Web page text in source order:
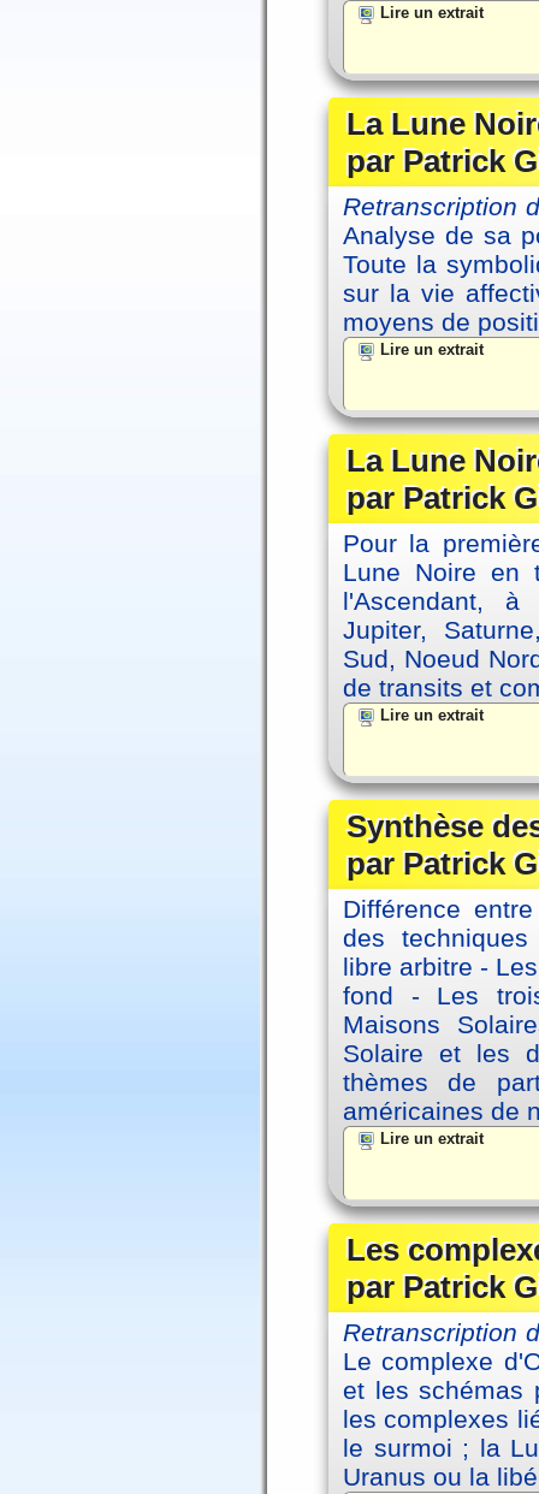
Lire un extrait
La Lune
par Patrick
Retranscription
Analyse de sa
Toute la
sur la vie
moyens de
Lire un extrait
La Lune
par Patrick
Pour la
Lune Noire en
l'Ascendant,
Jupiter,
Sud, Noeud
de transits et
Lire un extrait
Synthèse
par Patrick
Différence
des
libre arbitre -
fond - Les
Maisons
Solaire et les
thèmes de
américaines de
Lire un extrait
Les
par Patrick
Retranscription
Le complexe
et les schémas
les complexes
le surmoi ; la
Uranus ou la